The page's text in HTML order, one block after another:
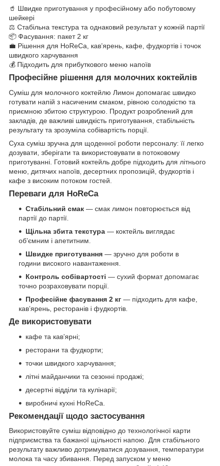
🥤 Швидке приготування у професійному або побутовому
шейкері
⚖️ Стабільна текстура та однаковий результат у кожній партії
📦 Фасування: пакет 2 кг
💼 Рішення для HoReCa, кав’ярень, кафе, фудкортів і точок
швидкого харчування
💰 Підходить для прибуткового меню напоїв
Професійне рішення для молочних коктейлів
Суміш для молочного коктейлю Лимон допомагає швидко
готувати напій з насиченим смаком, рівною солодкістю та
приємною збитою структурою. Продукт розроблений для
закладів, де важливі швидкість приготування, стабільність
результату та зрозуміла собівартість порції.
Суха суміш зручна для щоденної роботи персоналу: її легко
дозувати, зберігати та використовувати в потоковому
приготуванні. Готовий коктейль добре підходить для літнього
меню, дитячих напоїв, десертних пропозицій, фудкортів і
кафе з високим потоком гостей.
Переваги для HoReCa
Стабільний смак — смак лимон повторюється від
партії до партії.
Щільна збита текстура — коктейль виглядає
об’ємним і апетитним.
Швидке приготування — зручно для роботи в
години високого навантаження.
Контроль собівартості — сухий формат допомагає
точно розраховувати порції.
Професійне фасування 2 кг — підходить для кафе,
кав’ярень, ресторанів і фудкортів.
Де використовувати
кафе та кав’ярні;
ресторани та фудкорти;
точки швидкого харчування;
літні майданчики та сезонні продажі;
десертні відділи та кулінарії;
виробничі кухні HoReCa.
Рекомендації щодо застосування
Використовуйте суміш відповідно до технологічної карти
підприємства та бажаної щільності напою. Для стабільного
результату важливо дотримуватися дозування, температури
молока та часу збивання. Перед запуском у меню